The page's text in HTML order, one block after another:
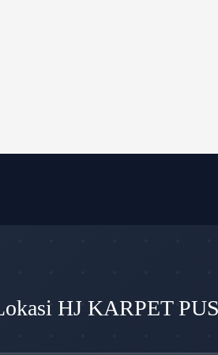
HJ KARPET